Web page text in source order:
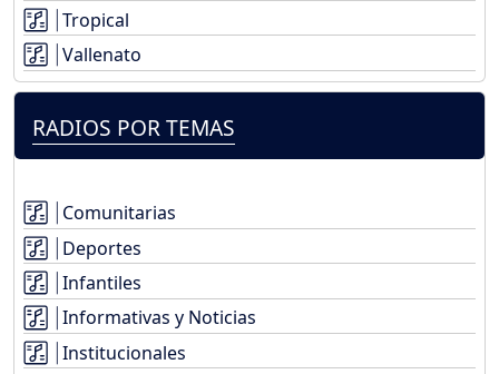
Tropical
Vallenato
RADIOS POR TEMAS
Comunitarias
Deportes
Infantiles
Informativas y Noticias
Institucionales